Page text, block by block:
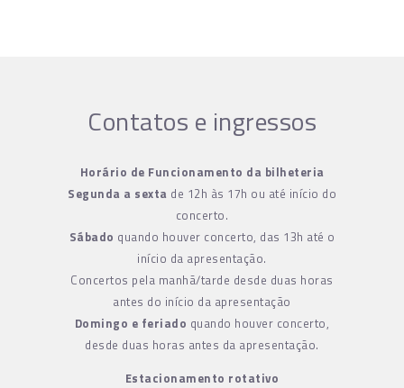
Contatos e ingressos
Horário de Funcionamento da bilheteria
Segunda a sexta de 12h às 17h ou até início do
concerto.
Sábado quando houver concerto, das 13h até o
início da apresentação.
Concertos pela manhã/tarde desde duas horas
antes do início da apresentação
Domingo e feriado quando houver concerto,
desde duas horas antes da apresentação.
Estacionamento rotativo